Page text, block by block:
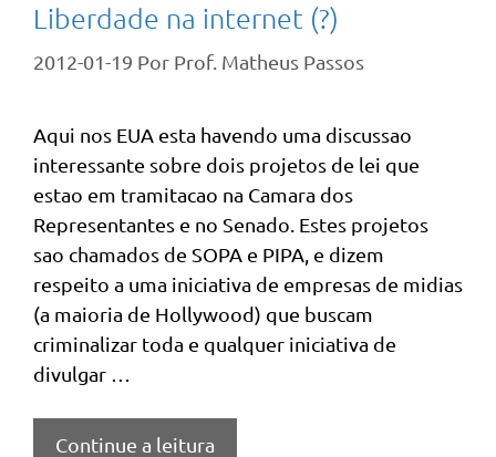
Liberdade na internet (?)
2012-01-19 Por Prof. Matheus Passos
Aqui nos EUA esta havendo uma discussao
interessante sobre dois projetos de lei que
estao em tramitacao na Camara dos
Representantes e no Senado. Estes projetos
sao chamados de SOPA e PIPA, e dizem
respeito a uma iniciativa de empresas de midias
(a maioria de Hollywood) que buscam
criminalizar toda e qualquer iniciativa de
divulgar …
Continue a leitura